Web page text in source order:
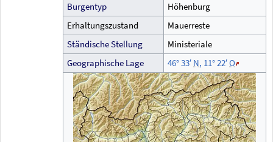
Burgentyp
Höhenburg
Erhaltungszustand
Mauerreste
Ständische Stellung
Ministeriale
Geographische Lage 46°33′ N, 11°22′O